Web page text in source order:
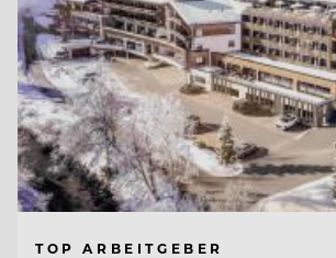
TOP ARBEITGEBER